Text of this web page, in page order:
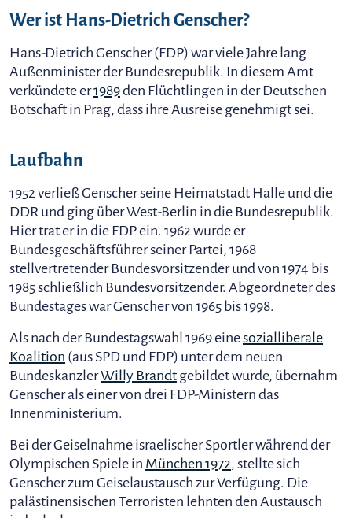
Wer ist Hans-Dietrich Genscher?
Hans-Dietrich Genscher (FDP) war viele Jahre lang
Außenminister der Bundesrepublik. In diesem Amt
verkündete er1989den Flüchtlingen in der Deutschen
Botschaft in Prag, dass ihre Ausreise genehmigt sei.
Laufbahn
1952 verließ Genscher seine Heimatstadt Halle und die
DDR und ging über West-Berlin in die Bundesrepublik.
Hier trat er in die FDP ein. 1962 wurde er
Bundesgeschäftsführer seiner Partei, 1968
stellvertretender Bundesvorsitzender und von 1974 bis
1985 schließlich Bundesvorsitzender. Abgeordneter des
Bundestages war Genscher von 1965 bis 1998.
Als nach der Bundestagswahl 1969 einesozialliberale
Koalition (aus SPD und FDP) unter dem neuen
BundeskanzlerWilly Brandt gebildet wurde, übernahm
Genscher als einer von drei FDP-Ministern das
Innenministerium.
Bei der Geiselnahme israelischer Sportler während der
Olympischen Spiele in München 1972, stellte sich
Genscher zum Geiselaustausch zur Verfügung. Die
palästinensischen Terroristen lehnten den Austausch